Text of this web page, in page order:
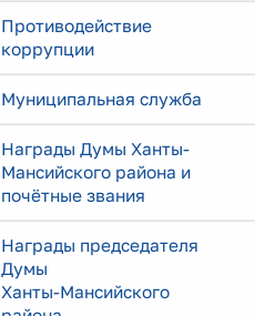
Противодействие
коррупции
Муниципальная служба
Награды Думы Ханты-
Мансийского района и
почётные звания
Награды председателя
Думы
Ханты-Мансийского